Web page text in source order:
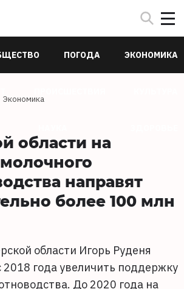
ПОГОДА ЭКОНОМИКА
Экономика
области на
направят
более 100 млн
области Игорь Руденя
2018 года увеличить поддержку
До 2020 года на